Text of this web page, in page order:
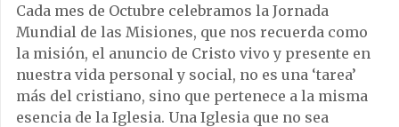
Cada mes de Octubre celebramos la Jornada
Mundial de las Misiones, que nos recuerda como
la misión, el anuncio de Cristo vivo y presente en
nuestra vida personal y social, no es una ‘tarea’
más del cristiano, sino que pertenece a la misma
esencia de la Iglesia. Una Iglesia que no sea